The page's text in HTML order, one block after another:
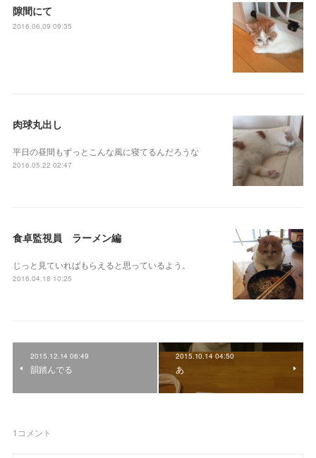
隙間にて
2016.06.09 09:35
肉球丸出し
平日の昼間もずっとこんな風に寝てるんだろうな
2016.05.22 02:47
食卓監視員 ラーメン編
じっと見ていればもらえると思っているよう。
2016.04.18 10:25
2015.12.14 06:49
韻踏んでる
2015.10.14 04:50
あ
1 コメント